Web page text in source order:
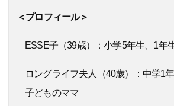
＜プロフィール＞
ESSE子（39歳）：小学5年生、1年
ロングライフ夫人（40歳）：中学1
子どものママ